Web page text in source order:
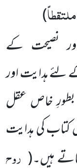
)
نصیحت کے
لئے ہدایت اور
خاص عقل
کتاب کی ہدایت
ہیں۔( روح